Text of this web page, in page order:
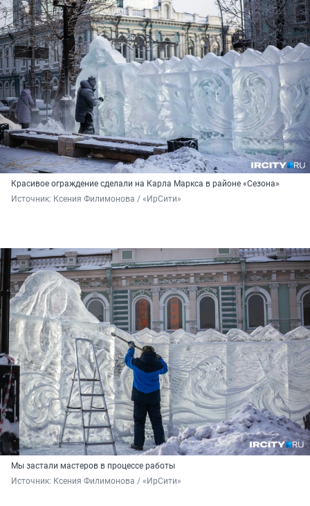
Красивое ограждение сделали на Карла Маркса в районе «Сезона»
Источник: Ксения Филимонова / «ИрСити»
Мы застали мастеров в процессе работы
Источник: Ксения Филимонова / «ИрСити»